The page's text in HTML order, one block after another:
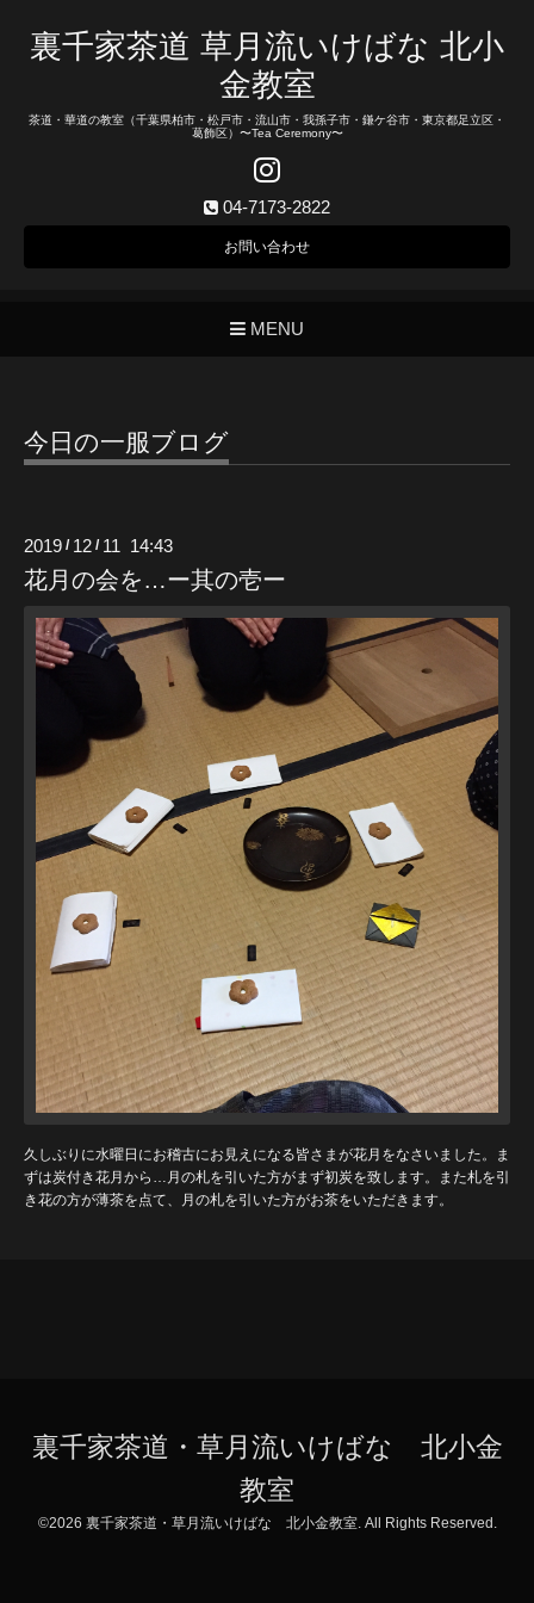
裏千家茶道 草月流いけばな 北小
金教室
茶道・華道の教室（千葉県柏市・松戸市・流山市・我孫子市・鎌ケ谷市・東京都足立区・
葛飾区）〜Tea Ceremony〜
04-7173-2822
お問い合わせ
MENU
今日の一服ブログ
2019 / 12 / 11 14:43
花月の会を…ー其の壱ー
久しぶりに水曜日にお稽古にお見えになる皆さまが花月をなさいました。ま
ずは炭付き花月から…月の札を引いた方がまず初炭を致します。また札を引
き花の方が薄茶を点て、月の札を引いた方がお茶をいただきます。
裏千家茶道・草月流いけばな 北小金
教室
©2026 裏千家茶道・草月流いけばな 北小金教室. All Rights Reserved.